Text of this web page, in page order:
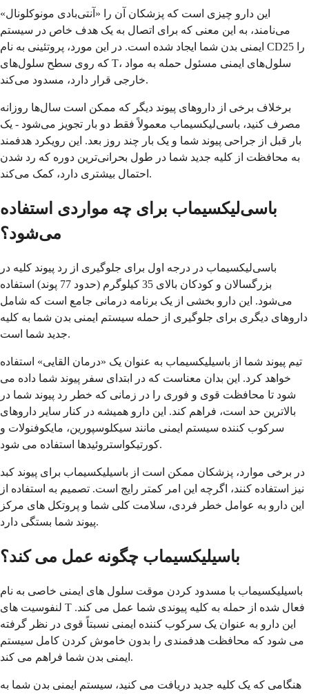
این دارو چیزی است که پزشکان آن را «آنتی‌بادی مونوکلونال»
می‌نامند، به این معنی که برای اتصال به یک هدف خاص در سیستم
ایمنی بدن شما ایجاد شده است. در این مورد، پروتئینی به نام CD25 را
که روی سطح سلول‌های T، سلول‌های ایمنی مسئول حمله به مواد
خارجی قرار دارد، مسدود می‌کند.
برخلاف برخی از داروهای پیوند دیگر که ممکن است سال‌ها روزانه
مصرف کنید، باسی‌لیکسیماب معمولاً فقط دو بار تجویز می‌شود - یک
بار قبل از جراحی پیوند شما و یک بار چند روز بعد. این رویکرد هدفمند
به محافظت از کلیه جدید شما در طول بحرانی‌ترین دوره که رد شدن
احتمال بیشتری دارد، کمک می‌کند.
باسی‌لیکسیماب برای چه مواردی استفاده
می‌شود؟
باسی‌لیکسیماب در درجه اول برای جلوگیری از رد پیوند کلیه در
بزرگسالان و کودکان بالای 35 کیلوگرم (حدود 77 پوند) استفاده
می‌شود. این دارو بخشی از یک برنامه درمانی جامع است که شامل
داروهای دیگری برای جلوگیری از حمله سیستم ایمنی بدن شما به کلیه
جدید شما است.
تیم پیوند شما از باسیلیکسیماب به عنوان یک «درمان القایی» استفاده
خواهد کرد. این بدان معناست که در ابتدای سفر پیوند شما داده می
شود تا محافظت قوی و فوری را در زمانی که خطر رد پیوند شما در
بالاترین حد است، فراهم کند. این دارو همیشه در کنار سایر داروهای
سرکوب کننده سیستم ایمنی مانند سیکلوسپورین، مایکوفنولات و
کورتیکواستروئیدها استفاده می شود.
در برخی موارد، پزشکان ممکن است از باسیلیکسیماب برای پیوند کبد
نیز استفاده کنند، اگرچه این امر کمتر رایج است. تصمیم به استفاده از
این دارو به عوامل خطر فردی، سلامت کلی شما و پروتکل های مرکز
پیوند شما بستگی دارد.
باسیلیکسیماب چگونه عمل می کند؟
باسیلیکسیماب با مسدود کردن موقت سلول های ایمنی خاصی به نام
لنفوسیت های T فعال شده از حمله به کلیه پیوندی شما عمل می کند.
این دارو به عنوان یک سرکوب کننده ایمنی نسبتاً قوی در نظر گرفته
می شود که محافظت هدفمندی را بدون خاموش کردن کامل سیستم
ایمنی بدن شما فراهم می کند.
هنگامی که یک کلیه جدید دریافت می کنید، سیستم ایمنی بدن شما به